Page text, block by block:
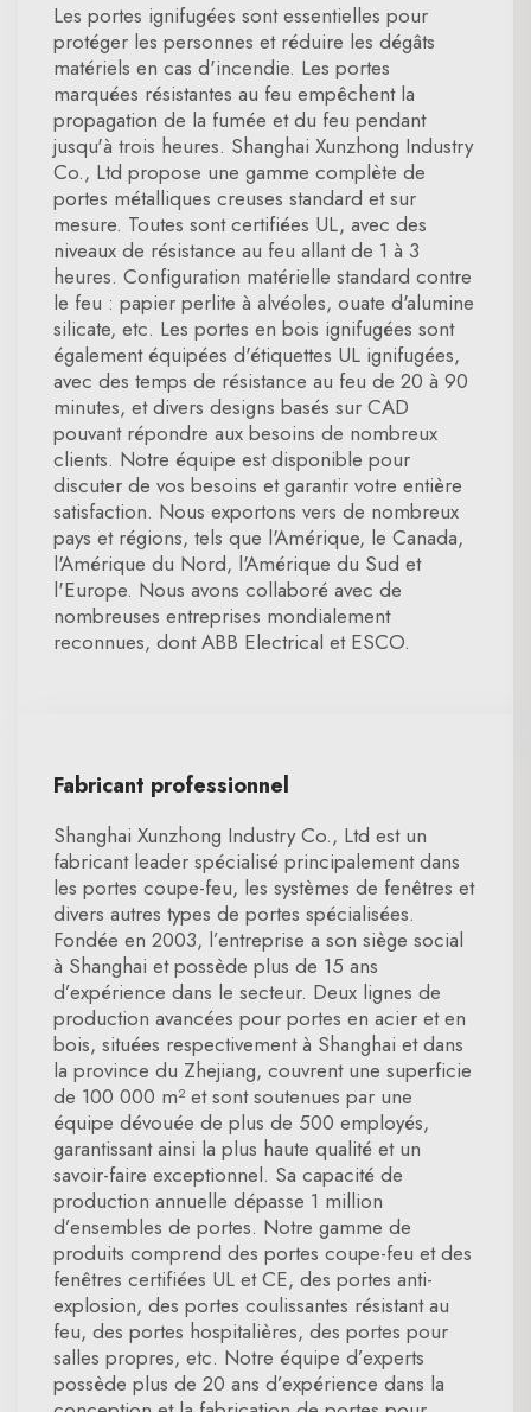
Les portes ignifugées sont essentielles pour
protéger les personnes et réduire les dégâts
matériels en cas d'incendie. Les portes
marquées résistantes au feu empêchent la
propagation de la fumée et du feu pendant
jusqu'à trois heures. Shanghai Xunzhong Industry
Co., Ltd propose une gamme complète de
portes métalliques creuses standard et sur
mesure. Toutes sont certifiées UL, avec des
niveaux de résistance au feu allant de 1 à 3
heures. Configuration matérielle standard contre
le feu : papier perlite à alvéoles, ouate d'alumine
silicate, etc. Les portes en bois ignifugées sont
également équipées d'étiquettes UL ignifugées,
avec des temps de résistance au feu de 20 à 90
minutes, et divers designs basés sur CAD
pouvant répondre aux besoins de nombreux
clients. Notre équipe est disponible pour
discuter de vos besoins et garantir votre entière
satisfaction. Nous exportons vers de nombreux
pays et régions, tels que l'Amérique, le Canada,
l'Amérique du Nord, l'Amérique du Sud et
l'Europe. Nous avons collaboré avec de
nombreuses entreprises mondialement
reconnues, dont ABB Electrical et ESCO.
Fabricant professionnel
Shanghai Xunzhong Industry Co., Ltd est un
fabricant leader spécialisé principalement dans
les portes coupe-feu, les systèmes de fenêtres et
divers autres types de portes spécialisées.
Fondée en 2003, l’entreprise a son siège social
à Shanghai et possède plus de 15 ans
d’expérience dans le secteur. Deux lignes de
production avancées pour portes en acier et en
bois, situées respectivement à Shanghai et dans
la province du Zhejiang, couvrent une superficie
de 100 000 m² et sont soutenues par une
équipe dévouée de plus de 500 employés,
garantissant ainsi la plus haute qualité et un
savoir-faire exceptionnel. Sa capacité de
production annuelle dépasse 1 million
d’ensembles de portes. Notre gamme de
produits comprend des portes coupe-feu et des
fenêtres certifiées UL et CE, des portes anti-
explosion, des portes coulissantes résistant au
feu, des portes hospitalières, des portes pour
salles propres, etc. Notre équipe d’experts
possède plus de 20 ans d’expérience dans la